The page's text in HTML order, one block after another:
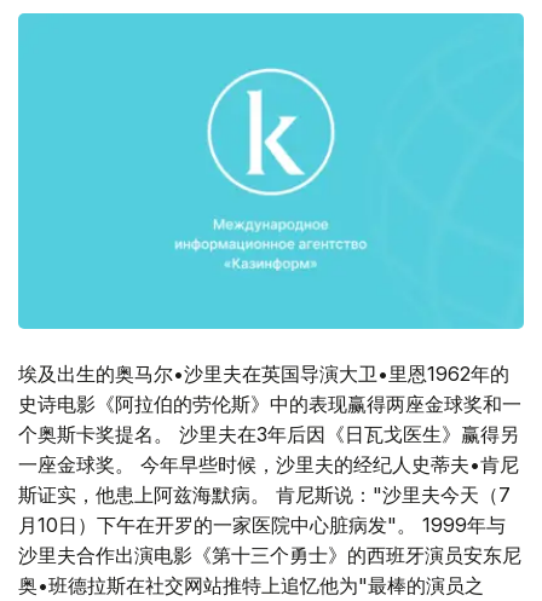
埃及出生的奥马尔•沙里夫在英国导演大卫•里恩1962年的
史诗电影《阿拉伯的劳伦斯》中的表现赢得两座金球奖和一
个奥斯卡奖提名。 沙里夫在3年后因《日瓦戈医生》赢得另
一座金球奖。 今年早些时候，沙里夫的经纪人史蒂夫•肯尼
斯证实，他患上阿兹海默病。 肯尼斯说："沙里夫今天（7
月10日）下午在开罗的一家医院中心脏病发"。 1999年与
沙里夫合作出演电影《第十三个勇士》的西班牙演员安东尼
奥•班德拉斯在社交网站推特上追忆他为"最棒的演员之